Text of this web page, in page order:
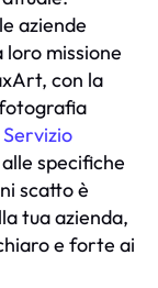
aziende
loro missione
con la
Servizio
specifiche
scatto è
tua azienda,
e forte ai